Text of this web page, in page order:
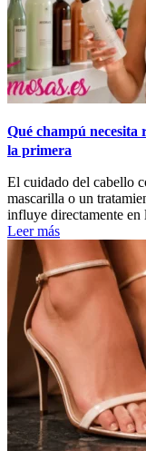
Qué champú necesita
la primera
El cuidado del cabello
mascarilla o un
influye directamente en
Leer más